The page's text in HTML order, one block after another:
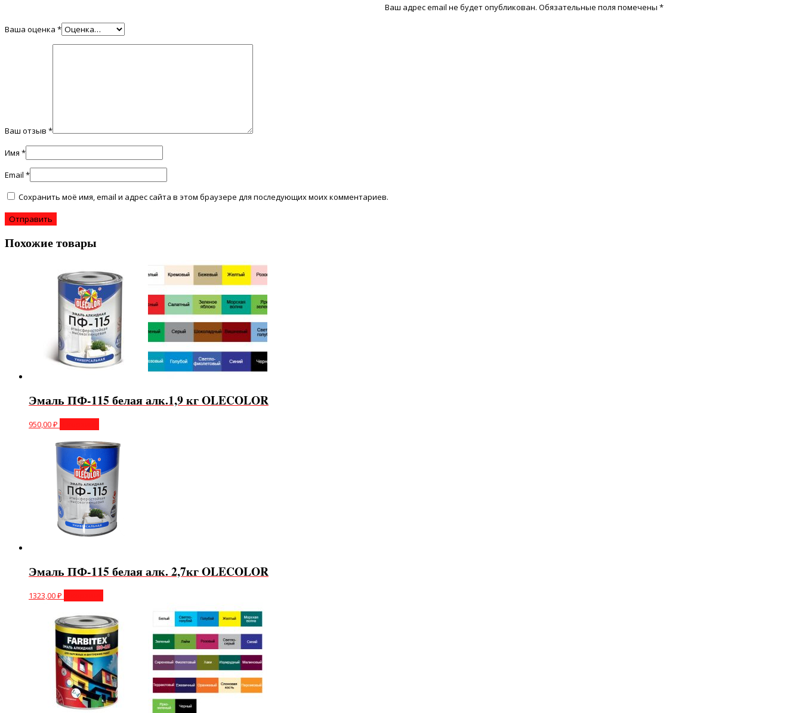
Ваш адрес email не будет опубликован. Обязательные поля помечены*
Ваша оценка *
Ваш отзыв *
Имя *
Email *
Сохранить моё имя, email и адрес сайта в этом браузере для последующих моих комментариев.
Похожие товары
Эмаль ПФ-115 белая алк.1,9 кг OLECOLOR
950,00₽
Эмаль ПФ-115 белая алк. 2,7кг OLECOLOR
1323,00₽